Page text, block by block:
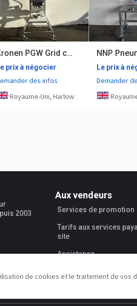
Kronen PGW Grid cutter
prix à négocier
des infos
Royaume-Uni, Harlow
Le prix à
Demander
2003
Aux vendeurs
Services de promotion
Tarifs aux services
site
Assistance
de cookies et le traitement de vos